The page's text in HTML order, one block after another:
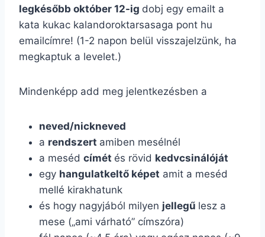
legkésőbb október 12-ig dobj egy emailt a
kata kukac kalandoroktarsasaga pont hu
emailcímre! (1-2 napon belül visszajelzünk, ha
megkaptuk a levelet.)
Mindenképp add meg jelentkezésben a
neved/nickneved
a rendszert amiben mesélnél
a meséd címét és rövid kedvcsinálóját
egy hangulatkeltő képet amit a meséd
mellé kirakhatunk
és hogy nagyjából milyen jellegű lesz a
mese („ami várható” címszóra)